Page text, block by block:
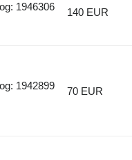
1946306
140 EUR
1942899
70 EUR